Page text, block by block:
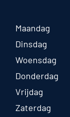
Maandag
Dinsdag
Woensdag
Donderdag
Vrijdag
Zaterdag